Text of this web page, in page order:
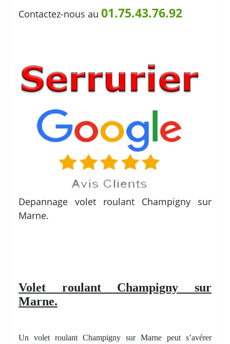
Contactez-nous au 01.75.43.76.92
Depannage volet roulant Champigny sur
Marne.
Volet roulant Champigny sur
Marne.
Un volet roulant Champigny sur Marne peut s’avérer